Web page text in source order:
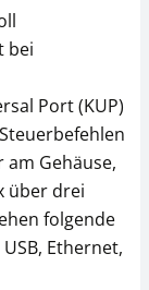
KERN
bei
Port (KUP)
Gehäuse,
über drei
folgende
Ethernet,